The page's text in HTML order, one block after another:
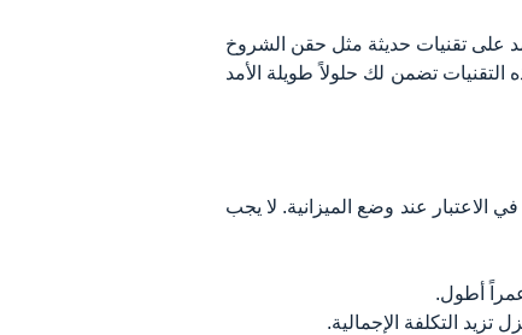
على تقنيات حديثة مثل حقن الشروخ
التقنيات تضمن لك حلولاً طويلة الأمد
عند وضع الميزانية. لا يجب
أطول.
التكلفة الإجمالية.